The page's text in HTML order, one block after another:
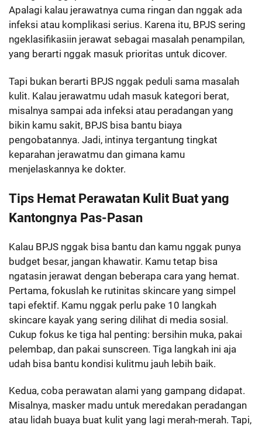
Apalagi kalau jerawatnya cuma ringan dan nggak ada
infeksi atau komplikasi serius. Karena itu, BPJS sering
ngeklasifikasiin jerawat sebagai masalah penampilan,
yang berarti nggak masuk prioritas untuk dicover.
Tapi bukan berarti BPJS nggak peduli sama masalah
kulit. Kalau jerawatmu udah masuk kategori berat,
misalnya sampai ada infeksi atau peradangan yang
bikin kamu sakit, BPJS bisa bantu biaya
pengobatannya. Jadi, intinya tergantung tingkat
keparahan jerawatmu dan gimana kamu
menjelaskannya ke dokter.
Tips Hemat Perawatan Kulit Buat yang
Kantongnya Pas-Pasan
Kalau BPJS nggak bisa bantu dan kamu nggak punya
budget besar, jangan khawatir. Kamu tetap bisa
ngatasin jerawat dengan beberapa cara yang hemat.
Pertama, fokuslah ke rutinitas skincare yang simpel
tapi efektif. Kamu nggak perlu pake 10 langkah
skincare kayak yang sering dilihat di media sosial.
Cukup fokus ke tiga hal penting: bersihin muka, pakai
pelembap, dan pakai sunscreen. Tiga langkah ini aja
udah bisa bantu kondisi kulitmu jauh lebih baik.
Kedua, coba perawatan alami yang gampang didapat.
Misalnya, masker madu untuk meredakan peradangan
atau lidah buaya buat kulit yang lagi merah-merah. Tapi,